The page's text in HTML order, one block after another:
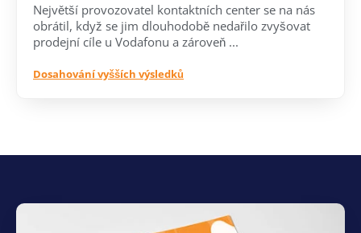
Největší provozovatel kontaktních center se na nás
obrátil, když se jim dlouhodobě nedařilo zvyšovat
prodejní cíle u Vodafonu a zároveň ...
Dosahování vyšších výsledků